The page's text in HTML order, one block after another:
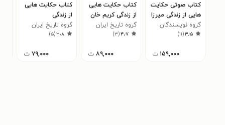
کتاب صوتی حکایت‌
هایی از زندگی میرزا
تقی خان امیرکبیر -
جلد اول و دوم
گروه نویسندگان
۳٫۵(۱۱)
۱۵۹,۰۰۰ ت
کتاب حکایت هایی
از زندگی کریم خان
زند
گروه تاریخ ایران
۴٫۷(۳)
۸۹,۰۰۰ ت
کتاب حکایت هایی
از زندگی
آقامحمدخان قاجار
گروه تاریخ ایران
۳٫۸(۵)
۷۹,۰۰۰ ت